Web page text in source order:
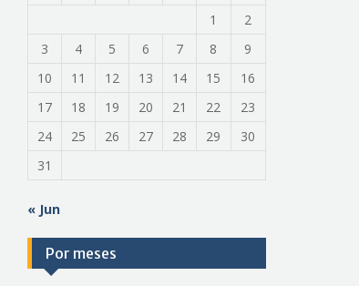
1
2
3
4 5 6 7 8
9
10
11 12 13 14 15
16
17
18 19 20 21 22
23
24
25 26 27 28 29
30
31
« Jun
Por meses